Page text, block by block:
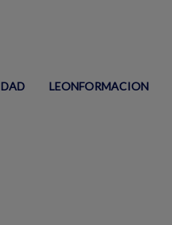
LEONFORMACION